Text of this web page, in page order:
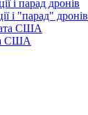
і "парад" дронів
США